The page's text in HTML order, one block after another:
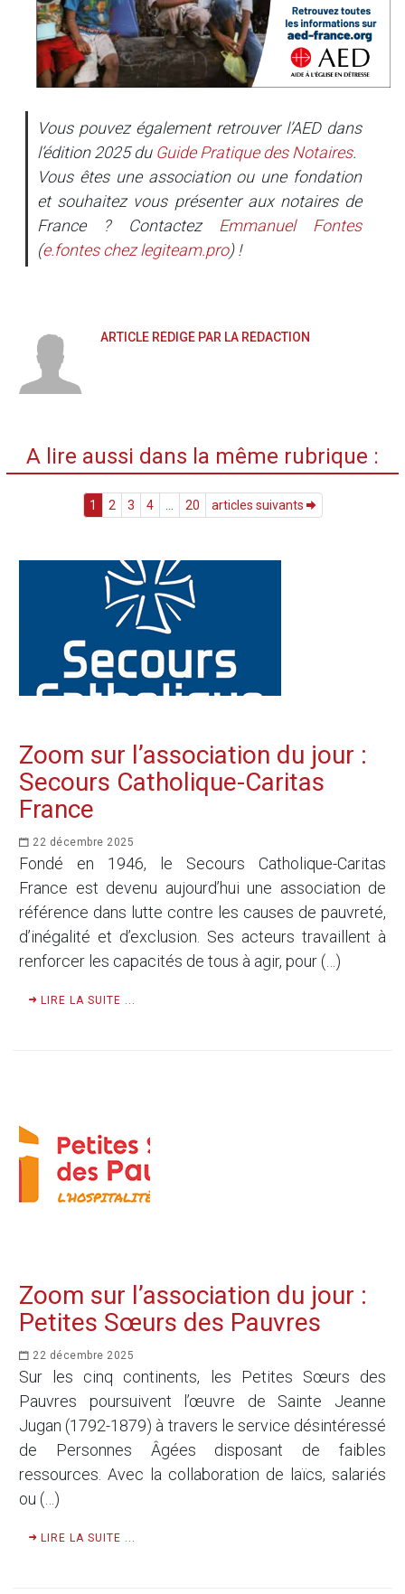
Vous pouvez également retrouver l’AED dans
l’édition 2025 du Guide Pratique des Notaires.
Vous êtes une association ou une fondation
et souhaitez vous présenter aux notaires de
France ? Contactez
Emmanuel Fontes
(e.fonteschezlegiteam.pro) !
ARTICLE RÉDIGÉ PAR LA RÉDACTION
A lire aussi dans la même rubrique :
1 2 3 4 20 articles suivants
Zoom sur l’association du jour :
Secours Catholique-Caritas
France
22 décembre 2025
Fondé en 1946, le Secours Catholique-Caritas
France est devenu aujourd’hui une association de
référence dans lutte contre les causes de pauvreté,
d’inégalité et d’exclusion. Ses acteurs travaillent à
renforcer les capacités de tous à agir, pour (…)
LIRE LA SUITE ...
Zoom sur l’association du jour :
Petites Sœurs des Pauvres
22 décembre 2025
Sur les cinq continents, les Petites Sœurs des
Pauvres poursuivent l’œuvre de Sainte Jeanne
Jugan (1792-1879) à travers le service désintéressé
de Personnes Âgées disposant de faibles
ressources. Avec la collaboration de laïcs, salariés
ou (…)
LIRE LA SUITE ...